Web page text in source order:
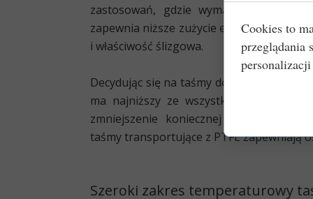
zastosowań, gdzie wymagane jest
zapewnia niższe zużycie energii
i właściwość ślizgowa.
Decydując się na taśmy do przenośników
ma najniższy ze wszystkich tworzyw
zmniejszenie koniecznej mocy
taśmy transportujące z PTFE zapewniają
Szeroki zakres temperaturowy
Cookies to
przeglądania